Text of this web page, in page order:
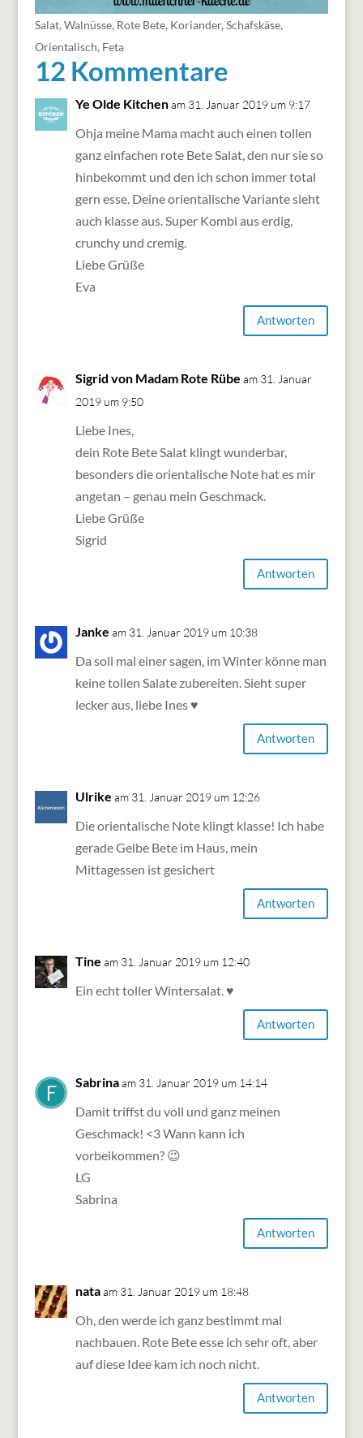
Salat, Walnüsse, Rote Bete, Koriander, Schafskäse,
Orientalisch, Feta
12 Kommentare
Ye Olde Kitchen am 31. Januar 2019 um 9:17
Ohja meine Mama macht auch einen tollen
ganz einfachen rote Bete Salat, den nur sie so
hinbekommt und den ich schon immer total
gern esse. Deine orientalische Variante sieht
auch klasse aus. Super Kombi aus erdig,
crunchy und cremig.
Liebe Grüße
Eva
Antworten
Sigrid von Madam Rote Rübe am 31. Januar
2019 um 9:50
Liebe Ines,
dein Rote Bete Salat klingt wunderbar,
besonders die orientalische Note hat es mir
angetan – genau mein Geschmack.
Liebe Grüße
Sigrid
Antworten
Janke am 31. Januar 2019 um 10:38
Da soll mal einer sagen, im Winter könne man
keine tollen Salate zubereiten. Sieht super
lecker aus, liebe Ines ♥
Antworten
Ulrike am 31. Januar 2019 um 12:26
Die orientalische Note klingt klasse! Ich habe
gerade Gelbe Bete im Haus, mein
Mittagessen ist gesichert
Antworten
Tine am 31. Januar 2019 um 12:40
Ein echt toller Wintersalat. ♥
Antworten
Sabrina am 31. Januar 2019 um 14:14
Damit triffst du voll und ganz meinen
Geschmack! <3 Wann kann ich
vorbeikommen? 😉
LG
Sabrina
Antworten
nata am 31. Januar 2019 um 18:48
Oh, den werde ich ganz bestimmt mal
nachbauen. Rote Bete esse ich sehr oft, aber
auf diese Idee kam ich noch nicht.
Antworten